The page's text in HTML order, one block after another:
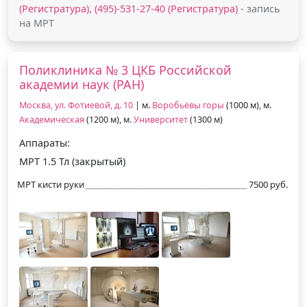
(Регистратура), (495)-531-27-40 (Регистратура) - запись
на МРТ
Поликлиника № 3 ЦКБ Российской
академии наук (РАН)
Москва, ул. Фотиевой, д. 10 | м. Воробьёвы горы (1000 м), м.
Академическая (1200 м), м.Университет(1300 м)
Аппараты:
МРТ 1.5 Тл (закрытый)
МРТ кисти руки 7500 руб.